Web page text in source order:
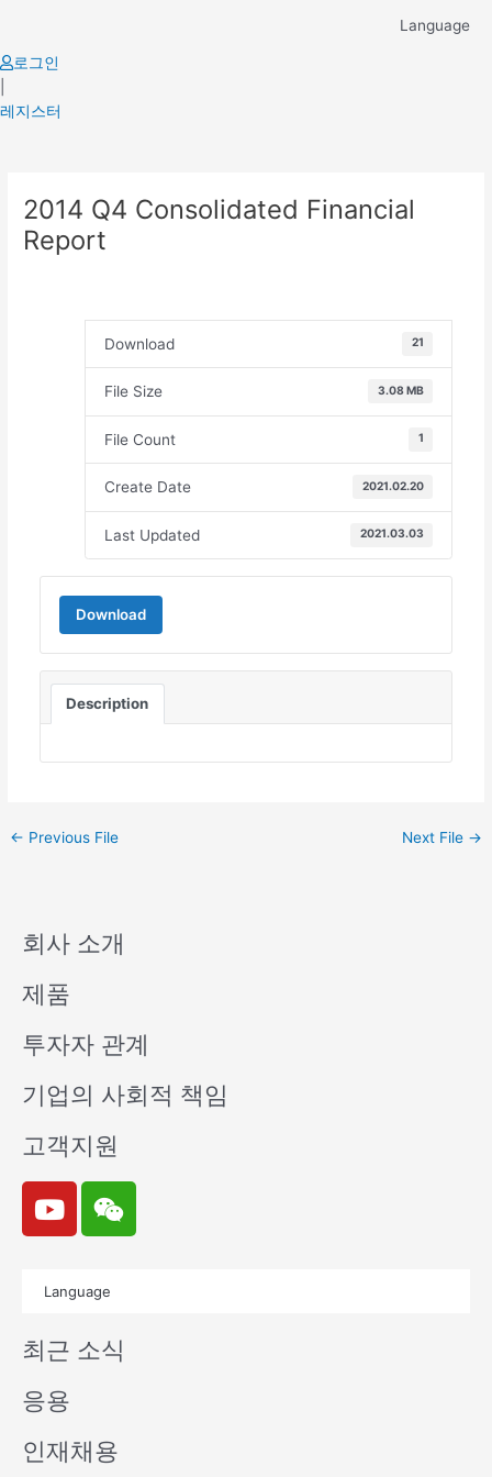
content
Language
로그인
레지스터
2014 Q4 Consolidated Financial
Report
Download 21
File Size 3.08 MB
File Count 1
Create Date 2021.02.20
Last Updated 2021.03.03
Download
Description
navigation
← Previous File Next File →
회사 소개
제품
투자자 관계
기업의 사회적 책임
고객지원
Y
o
u
e
W
e
i
n
Language
최근 소식
응용
인재채용